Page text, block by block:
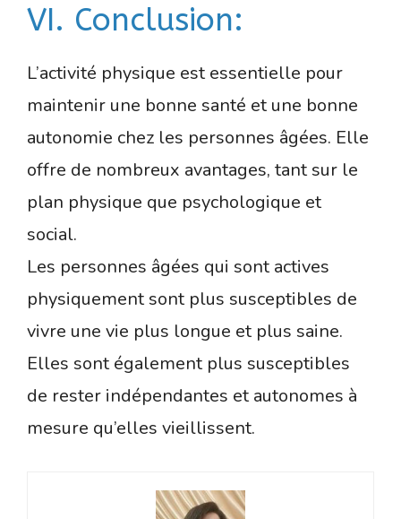
VI. Conclusion:
L’activité physique est essentielle pour
maintenir une bonne santé et une bonne
autonomie chez les personnes âgées. Elle
offre de nombreux avantages, tant sur le
plan physique que psychologique et
social.
Les personnes âgées qui sont actives
physiquement sont plus susceptibles de
vivre une vie plus longue et plus saine.
Elles sont également plus susceptibles
de rester indépendantes et autonomes à
mesure qu’elles vieillissent.